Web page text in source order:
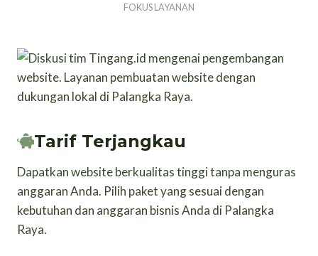
FOKUS LAYANAN
Tarif Terjangkau
Dapatkan website berkualitas tinggi tanpa menguras
anggaran Anda. Pilih paket yang sesuai dengan
kebutuhan dan anggaran bisnis Anda di Palangka
Raya.